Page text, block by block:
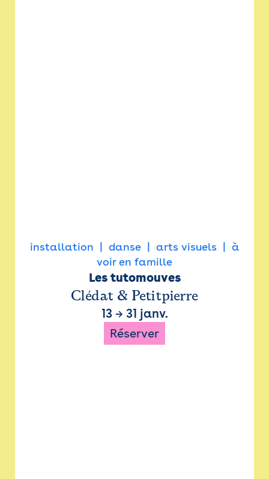
installation danse arts visuels
à
voir en famille
Les tutomouves
Clédat & Petitpierre
13→ 31 janv.
Réserver